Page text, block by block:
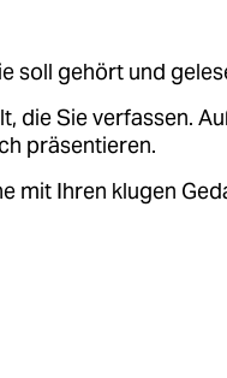
soll gehört und
die Sie verfassen.
präsentieren.
mit Ihren klugen